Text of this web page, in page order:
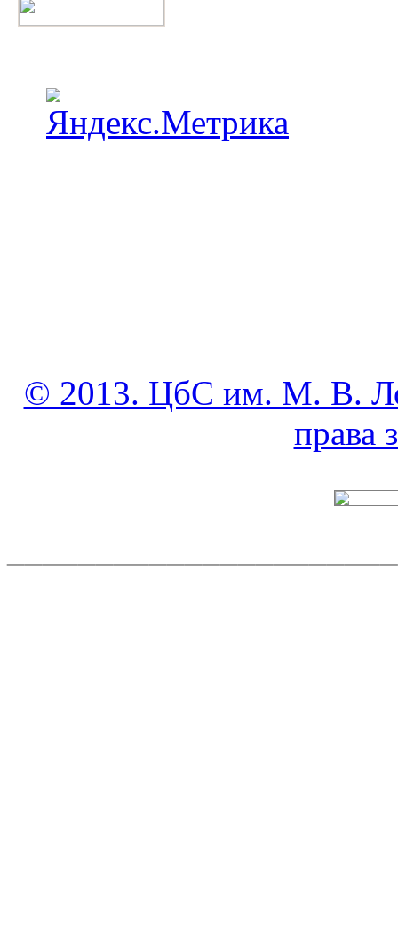
© 2013. ЦбС им. М. В.
права